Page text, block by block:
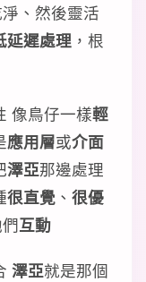
、然後靈活
延遲處理 ，根
像鳥仔一樣輕
應用層或介面
澤亞那邊處理
很直覺 、 很優
互動
澤亞就是那個